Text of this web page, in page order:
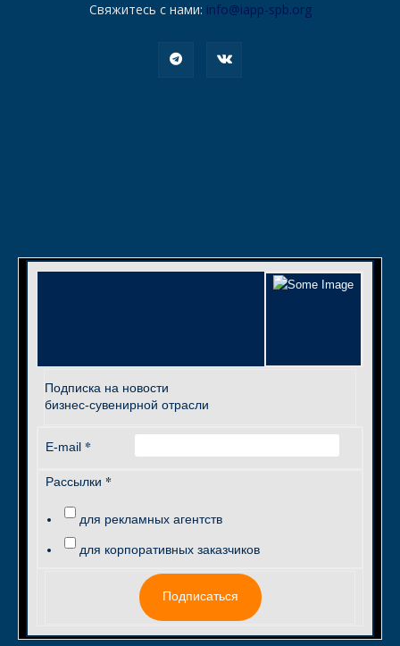
Свяжитесь с нами: info@iapp-spb.org
Подписка на новости
бизнес-сувенирной отрасли
E-mail *
Рассылки *
для рекламных агентств
для корпоративных заказчиков
Подписаться